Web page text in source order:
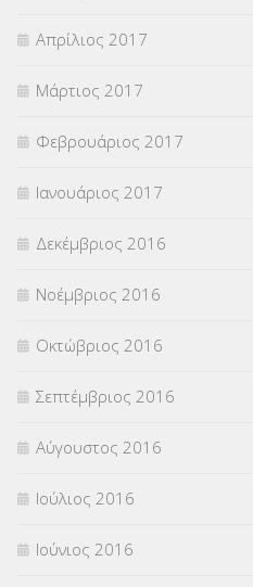
Απρίλιος 2017
Μάρτιος 2017
Φεβρουάριος 2017
Ιανουάριος 2017
Δεκέμβριος 2016
Νοέμβριος 2016
Οκτώβριος 2016
Σεπτέμβριος 2016
Αύγουστος 2016
Ιούλιος 2016
Ιούνιος 2016